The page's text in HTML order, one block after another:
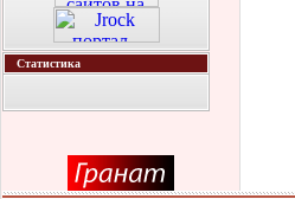
Статистика